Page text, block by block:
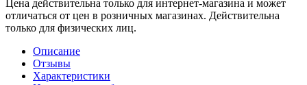
Цена действительна только для интернет-магазина и может
отличаться от цен в розничных магазинах. Действительна
только для физических лиц.
Описание
Отзывы
Характеристики